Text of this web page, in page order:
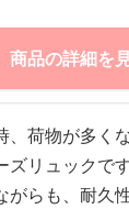
商品の詳細を
、荷物が多く
リュックです
がらも、耐久